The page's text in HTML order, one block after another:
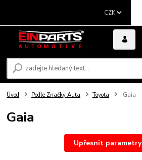
CZK
Úvod Podle Značky Auta Toyota Gaia
Gaia
Upřesnit parametry